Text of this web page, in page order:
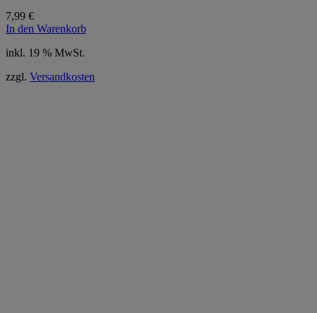
7,99 €
In den Warenkorb
inkl. 19 % MwSt.
zzgl. Versandkosten